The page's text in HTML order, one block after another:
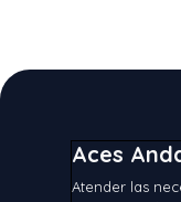
Aces
Atender las